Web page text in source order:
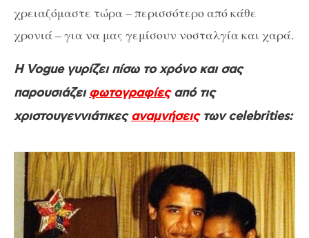
χρειαζόμαστε τώρα – περισσότερο από κάθε
χρονιά – για να μας γεμίσουν νοσταλγία και χαρά.
H Vogue γυρίζει πίσω το χρόνο και σας
παρουσιάζειφωτογραφίεςαπό τις
χριστουγεννιάτικεςαναμνήσειςτων celebrities: